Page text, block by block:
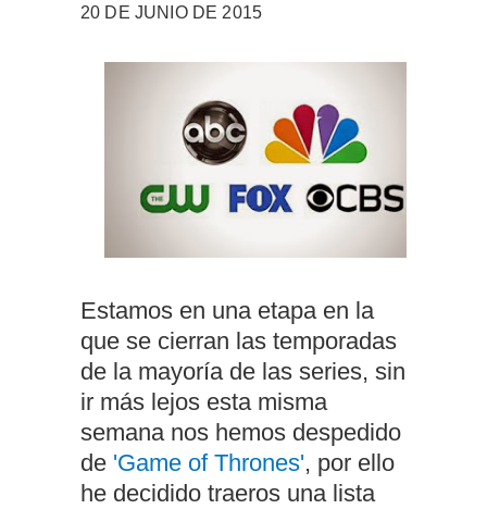
20 DE JUNIO DE 2015
Estamos en una etapa en la
que se cierran las temporadas
de la mayoría de las series, sin
ir más lejos esta misma
semana nos hemos despedido
de 'Game of Thrones', por ello
he decidido traeros una lista